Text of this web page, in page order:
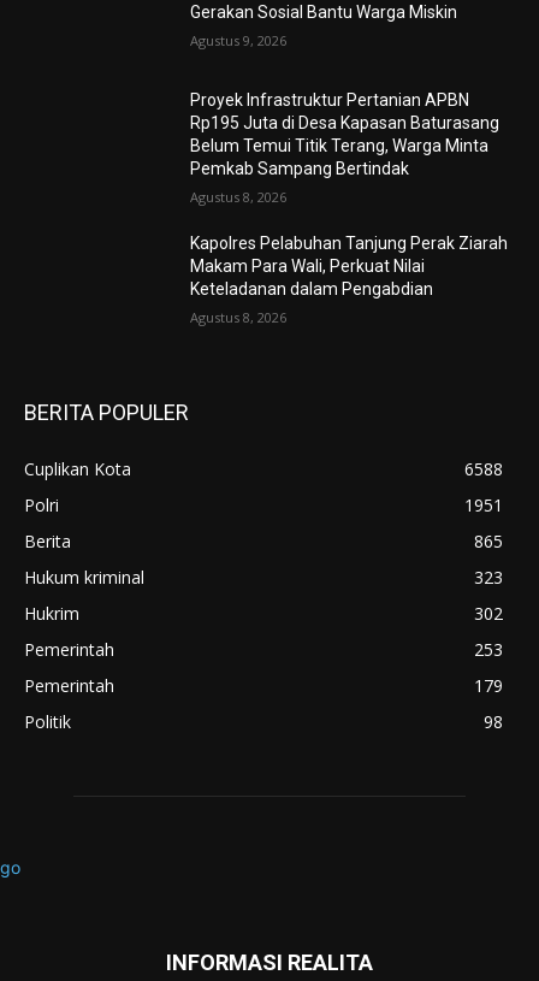
Gerakan Sosial Bantu Warga Miskin
Agustus 9, 2026
Proyek Infrastruktur Pertanian APBN
Rp195 Juta di Desa Kapasan Baturasang
Belum Temui Titik Terang, Warga Minta
Pemkab Sampang Bertindak
Agustus 8, 2026
Kapolres Pelabuhan Tanjung Perak Ziarah
Makam Para Wali, Perkuat Nilai
Keteladanan dalam Pengabdian
Agustus 8, 2026
BERITA POPULER
Cuplikan Kota
6588
Polri
1951
Berita
865
Hukum kriminal
323
Hukrim
302
Pemerintah
253
Pemerintah
179
Politik
98
INFORMASI REALITA